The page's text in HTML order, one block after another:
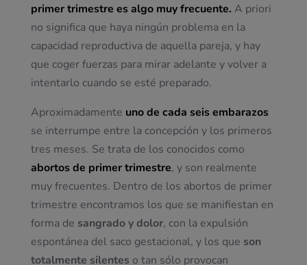
primer trimestre es algo muy frecuente. A priori
no significa que haya ningún problema en la
capacidad reproductiva de aquella pareja, y hay
que coger fuerzas para mirar adelante y volver a
intentarlo cuando se esté preparado.
Aproximadamente uno de cada seis embarazos
se interrumpe entre la concepción y los primeros
tres meses. Se trata de los conocidos como
abortos de primer trimestre, y son realmente
muy frecuentes. Dentro de los abortos de primer
trimestre encontramos los que se manifiestan en
forma de sangrado y dolor, con la expulsión
espontánea del saco gestacional, y los que son
totalmente silentes o tan sólo provocan